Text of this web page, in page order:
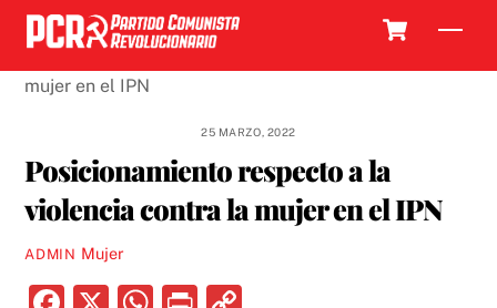
Skip
content
25 MARZO, 2022
Posicionamiento respecto a la
violencia contra la mujer en el IPN
ADMIN Mujer